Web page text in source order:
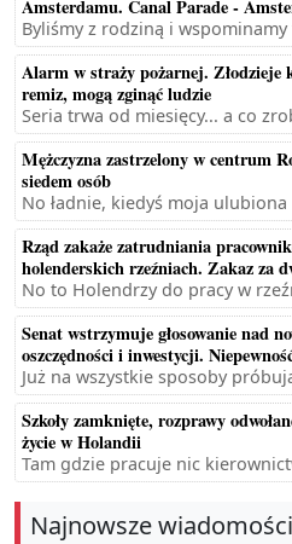
Amsterdamu. Canal Parade -
Byliśmy z rodziną i
Alarm w straży pożarnej. Złodzieje
remiz, mogą zginąć ludzie
Seria trwa od miesięcy... a co
Mężczyzna zastrzelony w centrum
siedem osób
No ładnie, kiedyś moja
Rząd zakaże zatrudniania
holenderskich rzeźniach. Zakaz za
No to Holendrzy do pracy w
Senat wstrzymuje głosowanie nad
oszczędności i inwestycji.
Już na wszystkie sposoby
Szkoły zamknięte, rozprawy
życie w Holandii
Tam gdzie pracuje nic
Najnowsze wiadomości